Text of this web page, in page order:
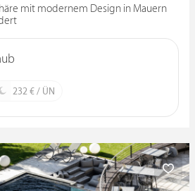
mit modernem Design in Mauern
232 € / ÜN